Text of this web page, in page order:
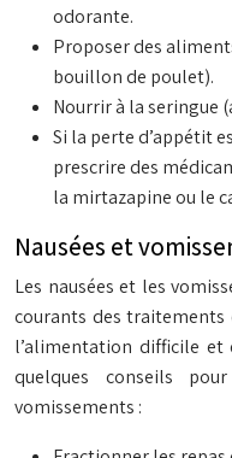
odorante.
Proposer des
bouillon de poulet).
Nourrir à la seringue
Si la perte d’appétit
prescrire des
la mirtazapine ou le
Nausées et
Les nausées et les
courants des traitements
l’alimentation difficile et
quelques conseils
vomissements :